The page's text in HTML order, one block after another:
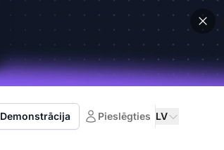
Demonstrācija Pieslēgties LV